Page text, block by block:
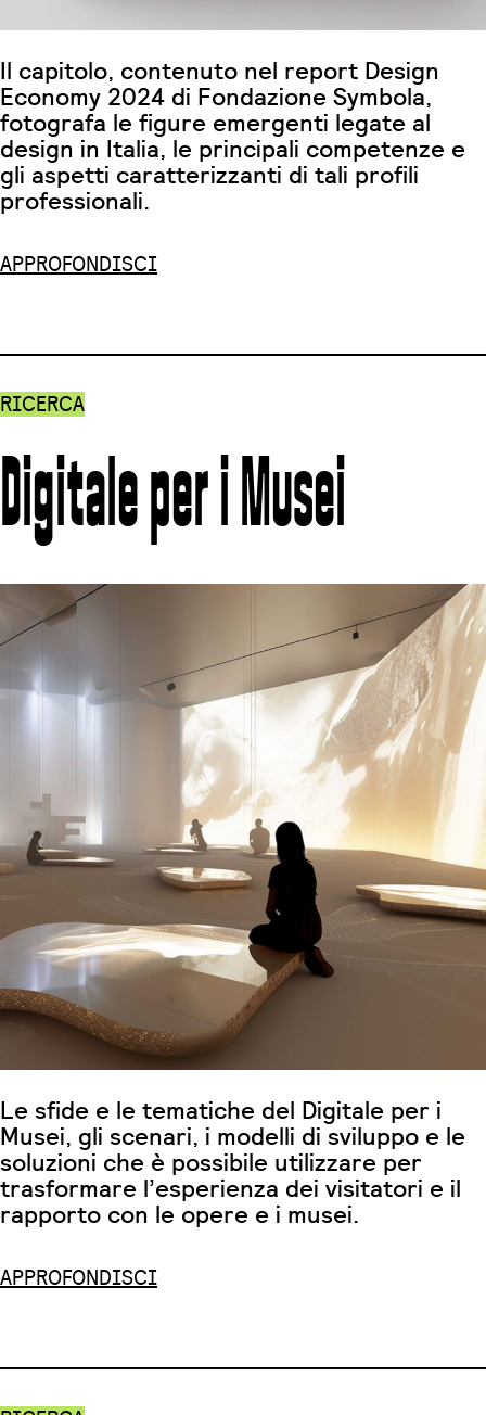
Il capitolo, contenuto nel report Design
Economy 2024 di Fondazione Symbola,
fotografa le figure emergenti legate al
design in Italia, le principali competenze e
gli aspetti caratterizzanti di tali profili
professionali.
APPROFONDISCI
RICERCA
Digitale per i Musei
Le sfide e le tematiche del Digitale per i
Musei, gli scenari, i modelli di sviluppo e le
soluzioni che è possibile utilizzare per
trasformare l’esperienza dei visitatori e il
rapporto con le opere e i musei.
APPROFONDISCI